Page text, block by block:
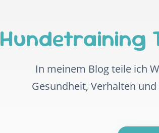
Hundetraining
In meinem Blog teile ich
Gesundheit, Verhalten